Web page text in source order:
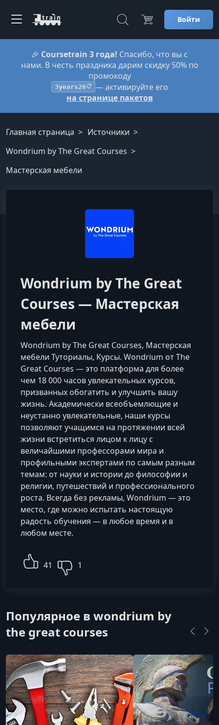
Войти
🎉 Coursetrain 3 года! Спасибо, что вы с
нами. В честь праздника дарим скидку 50% по
промокоду
3years26📋 — активируйте его
на странице пакетов
Главная страница
Источники
Wondrium by The Great Courses
Мастерская мебели
Wondrium by The Great
Courses — Мастерская
мебели
Wondrium by The Great Courses, Мастерская
мебели Туториалы, Курсы. Wondrium от The
Great Courses — это платформа для более
чем 18 000 часов увлекательных курсов,
призванных обогатить и улучшить вашу
жизнь. Академически всеобъемлющие и
неустанно увлекательные, наши курсы
позволяют учащимся на протяжении всей
жизни встретиться лицом к лицу с
величайшими профессорами мира и
профильными экспертами по самым разным
темам: от науки и истории до философии и
религии, путешествий и профессионального
роста. Всегда без рекламы, Wondrium — это
место, где можно испытать настоящую
радость обучения — в любое время и в
любом месте.
41 1
Популярное в wondrium by
the great courses